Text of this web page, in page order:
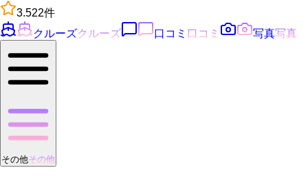
3.522件
クルーズクルーズ 口コミ 口コミ 写真写真
その他その他